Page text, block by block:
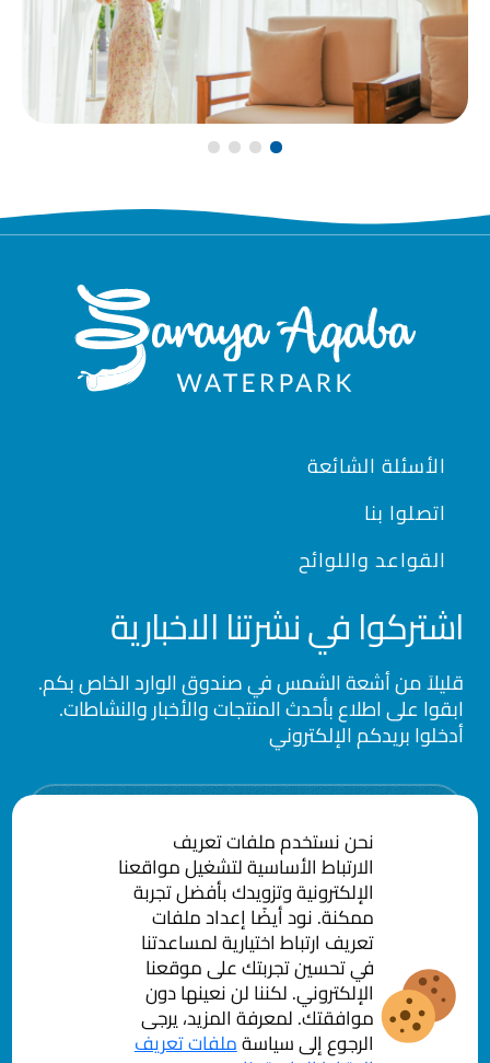
Footer
الأسئلة الشائعة
اتصلوا بنا
القواعد واللوائح
اشتركوا في نشرتنا الاخبارية
قليلاَ من أشعة الشمس في صندوق الوارد الخاص بكم.
ابقوا على اطلاع بأحدث المنتجات والأخبار والنشاطات.
أدخلوا بريدكم الإلكتروني
Email
سياسة الخصوصية الشروط و الاحكام
نحن نستخدم ملفات تعريف
الارتباط الأساسية لتشغيل مواقعنا
الإلكترونية وتزويدك بأفضل تجربة
ممكنة. نود أيضًا إعداد ملفات
تعريف ارتباط اختيارية لمساعدتنا
في تحسين تجربتك على موقعنا
الإلكتروني. لكننا لن نعينها دون
موافقتك. لمعرفة المزيد، يرجى
الرجوع إلى سياسةملفات تعريف